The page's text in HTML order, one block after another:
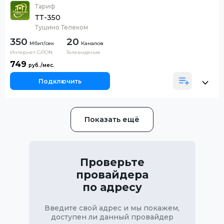
Тариф
ТТ-350
Тушино Телеком
350
Интернет GPON
20 Каналов
Телевидение
749
Подключить
Показать ещё
Проверьте
провайдера
по адресу
Введите свой адрес и мы покажем,
доступен ли данный провайдер